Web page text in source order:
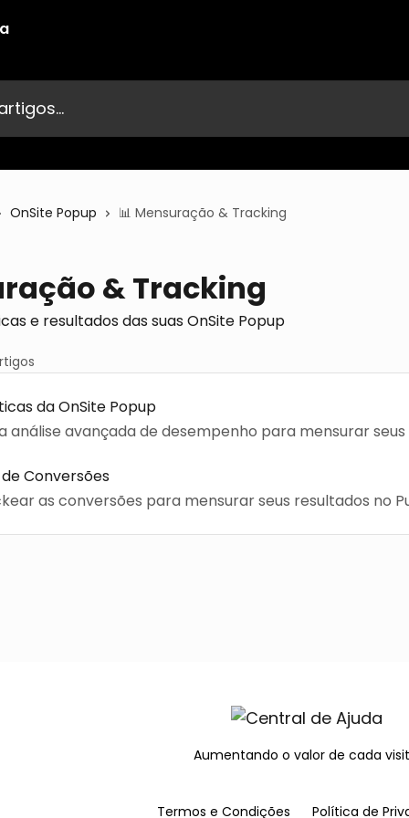
OnSite Popup 📊 Mensuração & Tracking
& Tracking
e resultados das suas OnSite Popup
da OnSite Popup
análise avançada de desempenho para mensurar
Conversões
as conversões para mensurar seus resultados no
Aumentando o valor de cada
Termos e Condições Política de